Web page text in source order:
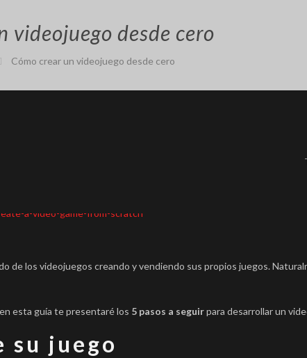
videojuego desde cero
Cómo crear un videojuego desde cero
de los videojuegos creando y vendiendo sus propios juegos.
esta guía te presentaré los 5 pasos a seguirpara desarrollar un
su juego